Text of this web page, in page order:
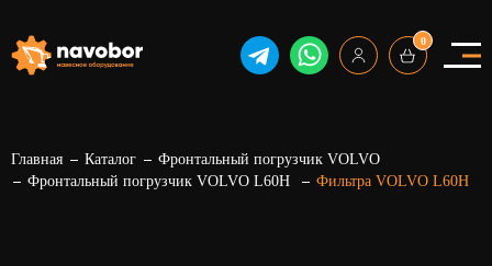
0
Главная Каталог
Фронтальный погрузчик VOLVO
Фронтальный погрузчик VOLVO L60H
Фильтра VOLVO L60H